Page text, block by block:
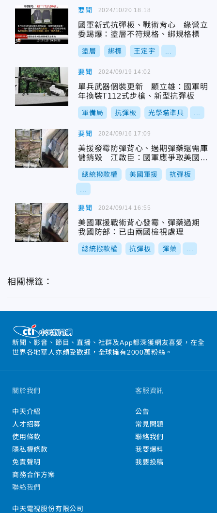
要聞
國軍新式抗彈板、戰術背心 綠營立
委踢爆：塗層不符規格、綁規格標
塗層 綁標 王定宇
2024/10/20 18:18
要聞
單兵武器個裝更新 顧立雄：國軍明
年換裝T112式步槍、新型抗彈板
軍備局 抗彈板 光學瞄準具
2024/09/19 14:02
要聞
美援發霉防彈背心、過期彈藥還需庫
儲銷毀 江啟臣：國軍應爭取美國無
償軍援用於人員訓練
總統撥款權 美國軍援 抗彈板
2024/09/16 17:09
要聞
美國軍援戰術背心發霉、彈藥過期
我國防部：已由兩國檢視處理
總統撥款權 抗彈板 彈藥
2024/09/14 16:55
相關標籤：
新聞、影音、節目、直播、社群及App都深獲網友喜愛，在全
世界各地華人亦頗受歡迎，全球擁有2000萬粉絲。
關於我們
中天介紹
人才招募
使用條款
隱私權條款
免責聲明
商務合作方案
客服資訊
公告
常見問題
聯絡我們
我要爆料
我要投稿
聯絡我們
中天電視股份有限公司